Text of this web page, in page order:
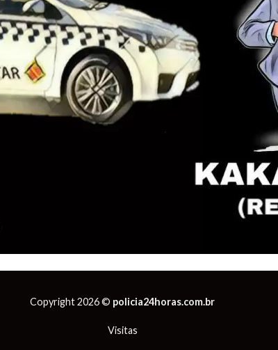
Copyright 2026 © policia24horas.com.br
Visitas